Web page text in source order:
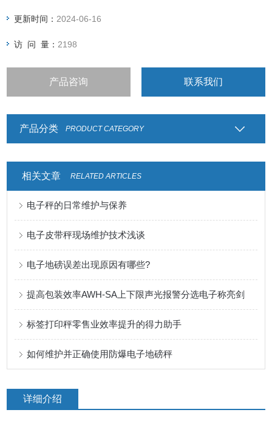
更新时间： 2024-06-16
访 问 量： 2198
产品咨询 联系我们
产品分类 PRODUCT CATEGORY
相关文章 RELATED ARTICLES
电子秤的日常维护与保养
电子皮带秤现场维护技术浅谈
电子地磅误差出现原因有哪些?
提高包装效率AWH-SA上下限声光报警分选电子称亮剑
标签打印秤零售业效率提升的得力助手
如何维护并正确使用防爆电子地磅秤
详细介绍